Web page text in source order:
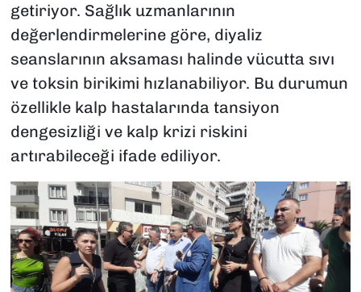
getiriyor. Sağlık uzmanlarının
değerlendirmelerine göre, diyaliz
seanslarının aksaması halinde vücutta sıvı
ve toksin birikimi hızlanabiliyor. Bu durumun
özellikle kalp hastalarında tansiyon
dengesizliği ve kalp krizi riskini
artırabileceği ifade ediliyor.